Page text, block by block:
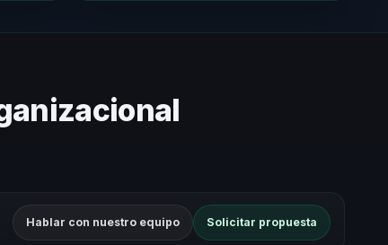
Hablar con nuestro equipo Solicitar propuesta